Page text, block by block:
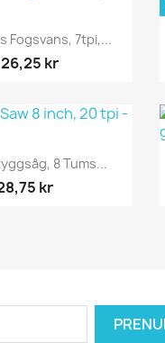
Snabbvy
Fogsvans, 7tpi,...
kr
Snabbvy8 Tums...
kr